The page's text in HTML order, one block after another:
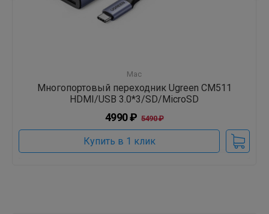
Mac
Многопортовый переходник Ugreen CM511
HDMI/USB 3.0*3/SD/MicroSD
4990 ₽ 5490 ₽
Купить в 1 клик